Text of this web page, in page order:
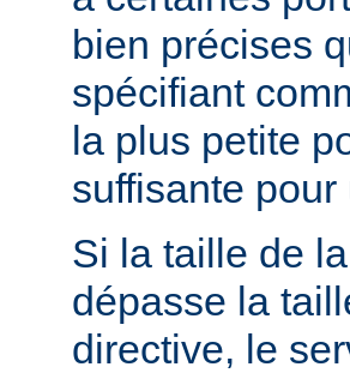
bien précises
spécifiant
la plus petite
suffisante
Si la taille de
dépasse la
directive, le